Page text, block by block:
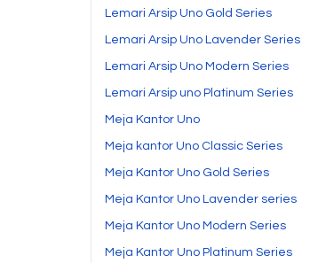
Lemari Arsip Uno Gold Series
Lemari Arsip Uno Lavender Series
Lemari Arsip Uno Modern Series
Lemari Arsip uno Platinum Series
Meja Kantor Uno
Meja kantor Uno Classic Series
Meja Kantor Uno Gold Series
Meja Kantor Uno Lavender series
Meja Kantor Uno Modern Series
Meja Kantor Uno Platinum Series